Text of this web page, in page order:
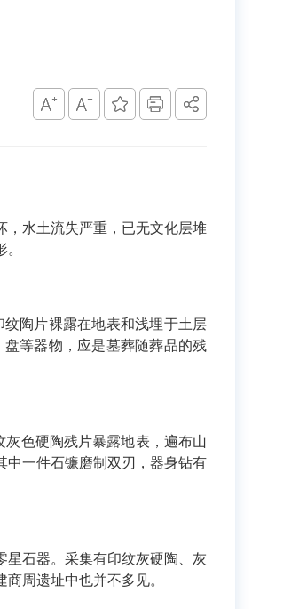
，水土流失严重，已无文化层堆
陶片裸露在地表和浅埋于土层
等器物，应是墓葬随葬品的残
色硬陶残片暴露地表，遍布山
中一件石镰磨制双刃，器身钻有
石器。采集有印纹灰硬陶、灰
周遗址中也并不多见。